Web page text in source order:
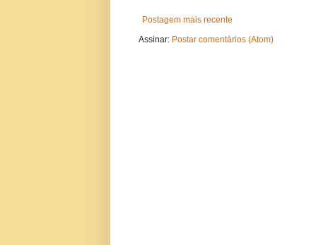
Postagem mais recente
Assinar: Postar comentários (Atom)